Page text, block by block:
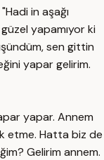
in aşağı
yapamıyor ki
sen gittin
yapar gelirim.
yapar. Annem
etme. Hatta biz de
Gelirim annem.